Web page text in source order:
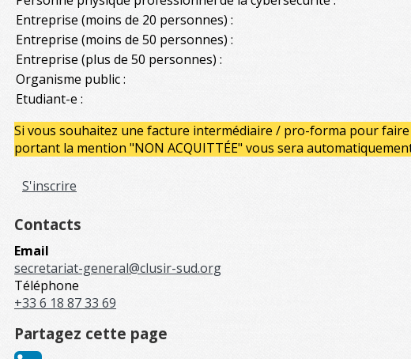
Entreprise (moins de 20 personnes) :
Entreprise (moins de 50 personnes) :
Entreprise (plus de 50 personnes) :
Organisme public :
Etudiant-e :
Si vous souhaitez une facture intermédiaire / pro-forma pour
portant la mention "NON ACQUITTÉE" vous sera
S'inscrire
Contacts
Email
secretariat-general@clusir-sud.org
Téléphone
+33 6 18 87 33 69
Partagez cette page